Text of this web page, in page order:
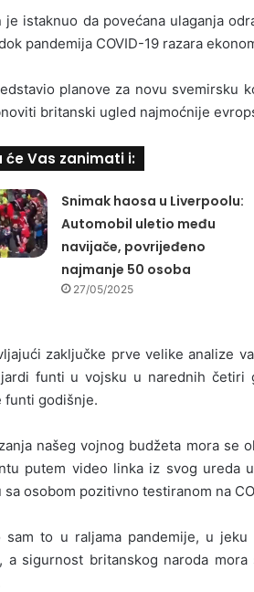
je istaknuo da povećana ulaganja
pandemija COVID-19 razara
planove za novu svemirsku
britanski ugled najmoćnije
će Vas zanimati i:
Snimak haosa u Liverpoolu:
Automobil uletio među
navijače, povrijeđeno
najmanje 50 osoba
27/05/2025
zaključke prve velike analize
funti u vojsku u narednih četiri
funti godišnje.
našeg vojnog budžeta mora se
putem video linka iz svog
sa osobom pozitivno testiranom na
sam to u raljama pandemije, u
a sigurnost britanskog naroda